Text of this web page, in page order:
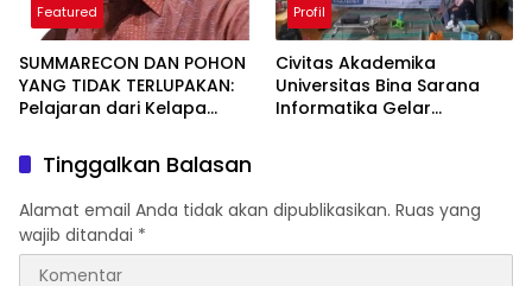
Featured
SUMMARECON DAN POHON
YANG TIDAK TERLUPAKAN:
Pelajaran dari Kelapa
Pembangunan yang
Berakar Sejarah
Profil
Civitas Akademika
Universitas Bina Sarana
Informatika Gelar
Digital Melalui
Pemanfaatan Artificial
Tinggalkan Balasan
Alamat email Anda tidak akan dipublikasikan. Ruas yang
wajib ditandai *